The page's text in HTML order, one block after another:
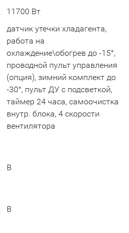
11700 Вт
датчик утечки хладагента,
работа на
охлаждение\обогрев до -15°,
проводной пульт управления
(опция), зимний комплект до
-30°, пульт ДУ с подсветкой,
таймер 24 часа, самоочистка
внутр. блока, 4 скорости
вентилятора
В
B